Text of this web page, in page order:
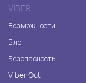
VIBER
Возможности
Блог
Безопасность
Viber Out